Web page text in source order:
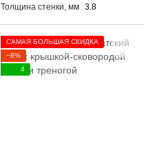
Толщина стенки, мм 3.8
САМАЯ БОЛЬШАЯ СКИДКА
−8%
4